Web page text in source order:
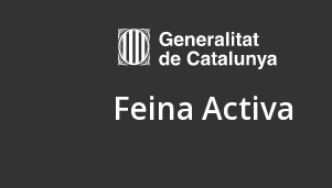
Feina Activa